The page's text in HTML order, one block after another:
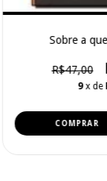
Sobre a
R$47,00
9 x de